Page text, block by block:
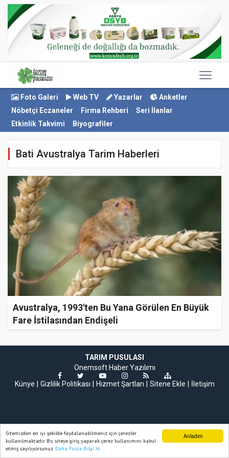
Anladım
Sitemizden en iyi şekilde faydalanabilmeniz için çerezler
kullanılmaktadır. Bu siteye giriş yaparak çerez kullanımını kabul
etmiş sayılıyorsunuz. Daha Fazla Bilgi Al
Foto Galeri Web TV Yazarlar
Anketler
Nöbetçi Eczaneler
Firma Rehberi
Seri İlanlar
Etkinlik Takvimi
Biyografiler
Bati Avustralya Tarim Haberleri
Avustralya, 1993'ten Bu Yana Görülen En Büyük
Fare İstilasından Endişeli
TARIM PUSULASI
Onemsoft Haber Yazılımı
Künye
Gizlilik Politikası Hizmet Şartları Sitene Ekle İletişim
Ana Sayfa Web TV